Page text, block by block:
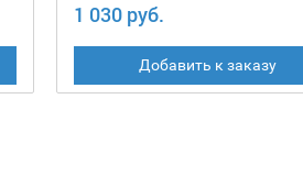
1 030 руб.
Добавить к заказу